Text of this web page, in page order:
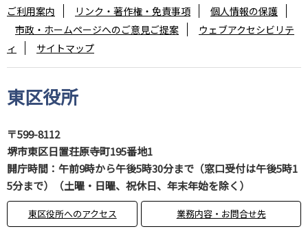
東区役所
〒599-8112
堺市東区日置荘原寺町195番地1
開庁時間：午前9時から午後5時30分まで（窓口受付は午後5時1
5分まで）（土曜・日曜、祝休日、年末年始を除く）
東区役所へのアクセス 業務内容・お問合せ先
ご利用案内 リンク・著作権・免責事項
個人情報の保護
市政・ホームページへのご意見ご提案
ウェブアクセシビリテ
ィ
サイトマップ